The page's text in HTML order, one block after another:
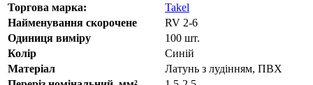
Торгова марка:
Takel
Найменування скорочене
RV 2-6
Одиниця виміру
100 шт.
Колір
Синій
Матеріал
Латунь з лудінням, ПВХ